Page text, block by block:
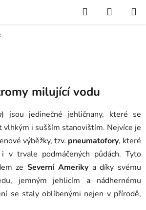
Hledat
KOŠÍK
milující vodu
) jsou jedinečné jehličnany, které se
vlhkým i sušším stanovištím. Nejvíce je
výběžky, tzv. pneumatofory, které
v trvale podmáčených půdách. Tyto
ze Severní Amerikya díky svému
jemným jehlicím a nádhernému
se staly oblíbenými nejen v přírodě,